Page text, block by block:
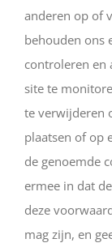
anderen op of
behouden ons
controleren en
site te
te verwijderen
plaatsen of op
de genoemde
ermee in dat
deze
mag zijn, en